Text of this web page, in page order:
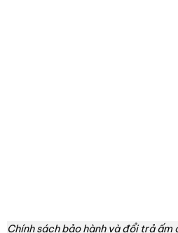
Chính sách bảo hành và đổi trả ấm